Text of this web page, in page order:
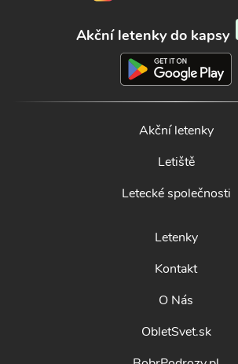
Akční letenky do kapsy
Akční letenky
Letiště
Letecké společnosti
Letenky
Kontakt
O Nás
ObletSvet.sk